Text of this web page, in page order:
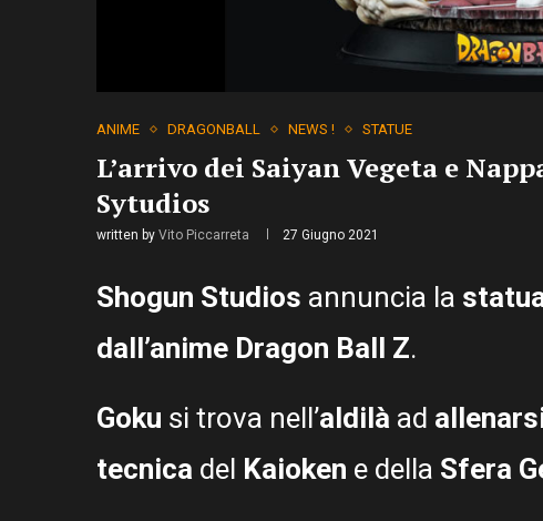
ANIME DRAGONBALL NEWS ! STATUE
L’arrivo dei Saiyan Vegeta e
Sytudios
written by Vito Piccarreta 27 Giugno 2021
Shogun Studios annuncia la
dall’anime Dragon Ball Z.
Goku si trova nell’aldilà ad
tecnica del Kaioken e della Sfera